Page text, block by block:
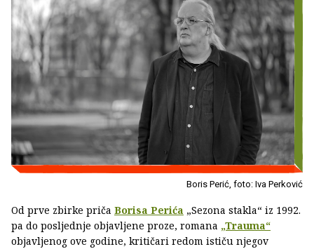
Boris Perić, foto: Iva Perković
Od prve zbirke priča Borisa Perića „Sezona stakla“ iz 1992.
pa do posljednje objavljene proze, romana „Trauma“
objavljenog ove godine, kritičari redom ističu njegov